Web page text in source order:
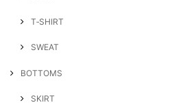
T‐SHIRT
SWEAT
BOTTOMS
SKIRT